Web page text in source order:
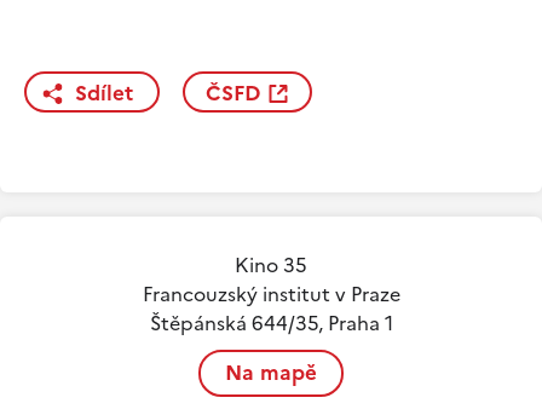
Sdílet ČSFD
Kino 35
Francouzský institut v Praze
Štěpánská 644/35, Praha 1
Na mapě